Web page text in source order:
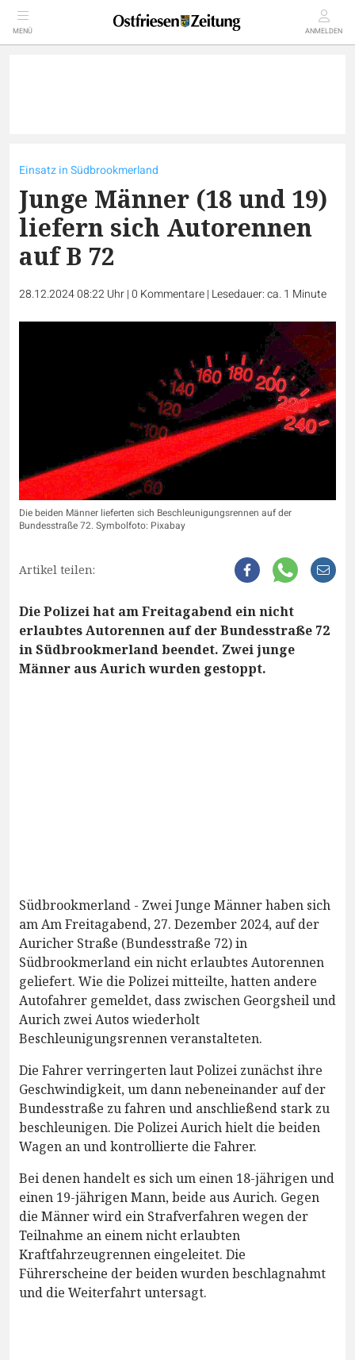
MENÜ ANMELDEN
Einsatz in Südbrookmerland
Junge Männer (18 und 19)
liefern sich Autorennen
auf B 72
28.12.2024 08:22 Uhr|0 Kommentare| Lesedauer: ca. 1 Minute
Die beiden Männer lieferten sich Beschleunigungsrennen auf der
Bundesstraße 72. Symbolfoto: Pixabay
Artikel teilen:
Die Polizei hat am Freitagabend ein nicht
erlaubtes Autorennen auf der Bundesstraße 72
in Südbrookmerland beendet. Zwei junge
Männer aus Aurich wurden gestoppt.
Südbrookmerland - Zwei Junge Männer haben sich
am Am Freitagabend, 27. Dezember 2024, auf der
Auricher Straße (Bundesstraße 72) in
Südbrookmerland ein nicht erlaubtes Autorennen
geliefert. Wie die Polizei mitteilte, hatten andere
Autofahrer gemeldet, dass zwischen Georgsheil und
Aurich zwei Autos wiederholt
Beschleunigungsrennen veranstalteten.
Die Fahrer verringerten laut Polizei zunächst ihre
Geschwindigkeit, um dann nebeneinander auf der
Bundesstraße zu fahren und anschließend stark zu
beschleunigen. Die Polizei Aurich hielt die beiden
Wagen an und kontrollierte die Fahrer.
Bei denen handelt es sich um einen 18-jährigen und
einen 19-jährigen Mann, beide aus Aurich. Gegen
die Männer wird ein Strafverfahren wegen der
Teilnahme an einem nicht erlaubten
Kraftfahrzeugrennen eingeleitet. Die
Führerscheine der beiden wurden beschlagnahmt
und die Weiterfahrt untersagt.